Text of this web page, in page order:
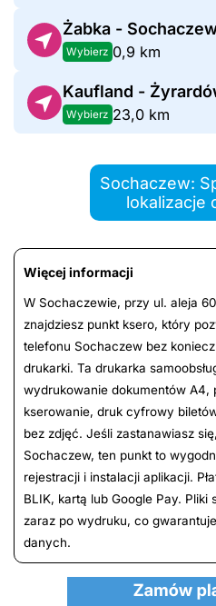
Żabka -
Wybierz 0,9 km
Wybierz 23,0 km
Sochaczew:
lokalizacje
Więcej informacji
W Sochaczewie, przy ul. aleja
znajdziesz punkt ksero, który
telefonu Sochaczew bez
drukarki. Ta drukarka
wydrukowanie dokumentów A4,
kserowanie, druk cyfrowy
bez zdjęć. Jeśli zastanawiasz
Sochaczew, ten punkt to
rejestracji i instalacji aplikacji.
BLIK, kartą lub Google Pay.
zaraz po wydruku, co
danych.